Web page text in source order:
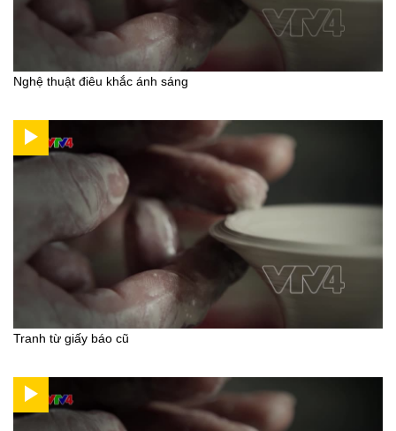
Nghệ thuật điêu khắc ánh sáng
Tranh từ giấy báo cũ